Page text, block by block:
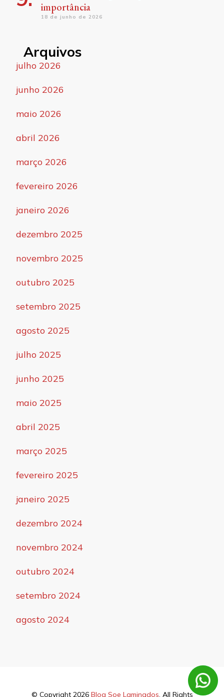
importância
18 de junho de 2026
Arquivos
julho 2026
junho 2026
maio 2026
abril 2026
março 2026
fevereiro 2026
janeiro 2026
dezembro 2025
novembro 2025
outubro 2025
setembro 2025
agosto 2025
julho 2025
junho 2025
maio 2025
abril 2025
março 2025
fevereiro 2025
janeiro 2025
dezembro 2024
novembro 2024
outubro 2024
setembro 2024
agosto 2024
© Copyright 2026 Blog Soe Laminados. All Rights